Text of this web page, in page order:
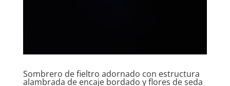
Sombrero de fieltro adornado con estructura
alambrada de encaje bordado y flores de seda